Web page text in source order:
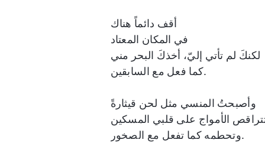
أقف دائماً هناك
في المكان المعتاد
لكنكَ لم تأتي إليّ، أخذكَ البحر مني
كما فعل مع السابقين.
وأصبحتُ المنسي مثل لحن قيثارةً
الأمواج على قلبي المسكين
وتحطمه كما تفعل مع الصخور.